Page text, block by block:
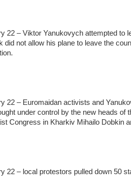
22 – Viktor Yanukovych attempted to
did not allow his plane to leave the
22 – Euromaidan activists and
under control by the new heads of
Congress in Kharkiv Mihailo Dobkin
22 – local protestors pulled down 50